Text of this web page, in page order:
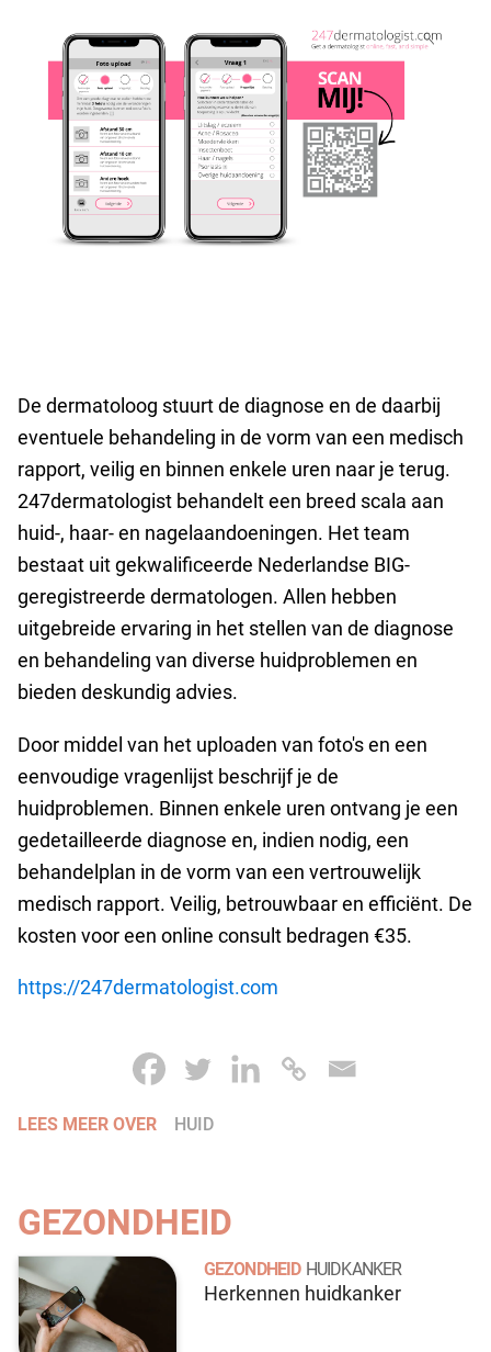
De dermatoloog stuurt de diagnose en de daarbij
eventuele behandeling in de vorm van een medisch
rapport, veilig en binnen enkele uren naar je terug.
247dermatologist behandelt een breed scala aan
huid-, haar- en nagelaandoeningen. Het team
bestaat uit gekwalificeerde Nederlandse BIG-
geregistreerde dermatologen. Allen hebben
uitgebreide ervaring in het stellen van de diagnose
en behandeling van diverse huidproblemen en
bieden deskundig advies.
Door middel van het uploaden van foto's en een
eenvoudige vragenlijst beschrijf je de
huidproblemen. Binnen enkele uren ontvang je een
gedetailleerde diagnose en, indien nodig, een
behandelplan in de vorm van een vertrouwelijk
medisch rapport. Veilig, betrouwbaar en efficiënt. De
kosten voor een online consult bedragen €35.
https://247dermatologist.com
LEES MEER OVER HUID
GEZONDHEID
GEZONDHEID HUIDKANKER
Herkennen huidkanker